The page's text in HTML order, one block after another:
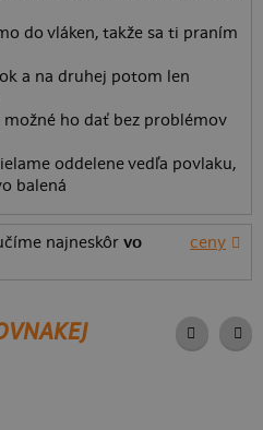
do vláken, takže sa ti praním
a na druhej potom len
možné ho dať bez problémov
oddelene vedľa povlaku,
balená
najneskôrvo
ceny